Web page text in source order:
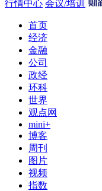
行情中心 会议/培训
首页
经济
金融
公司
政经
环科
世界
观点网
mini+
博客
周刊
图片
视频
指数